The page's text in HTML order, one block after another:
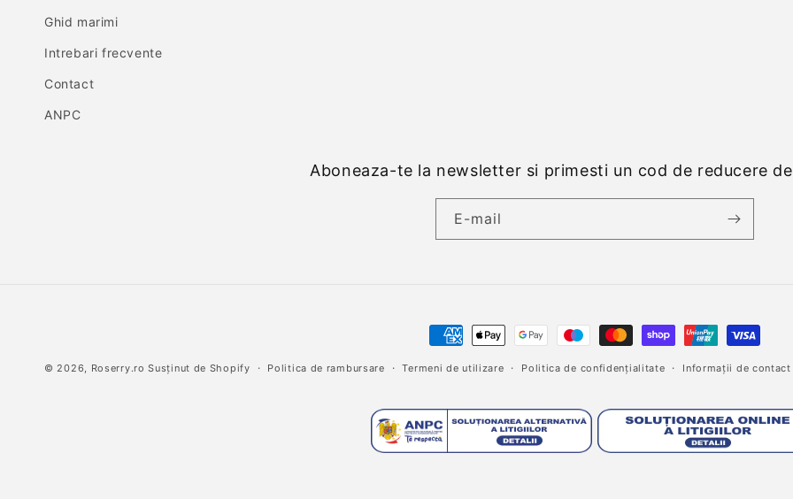
Ghid marimi
Intrebari frecvente
Contact
ANPC
Aboneaza-te la newsletter si primesti un cod de reducere de
E-mail
Metode
de
© 2026, Roserry.ro Susținut de Shopify Politica de rambursare Termeni de utilizare Politica de confidențialitate Informații de contact